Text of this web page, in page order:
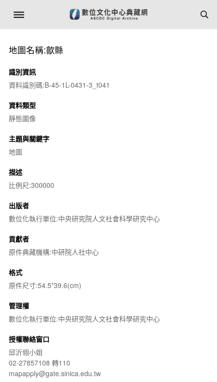
地圖名稱:歙縣
識別資訊
資料識別碼:B-45-1L-0431-3_t041
資料類型
靜態圖像
主題與關鍵字
地圖
描述
比例尺:300000
出版者
數位化執行單位:中央研究院人文社會科學研究中心
貢獻者
原件典藏機構:中研院人社中心
格式
原件尺寸:54.5*39.6(cm)
管理權
數位化執行單位:中央研究院人文社會科學研究中心
授權聯絡窗口
邱沂翎小姐
02-27857108 轉110
mapapply@gate.sinica.edu.tw